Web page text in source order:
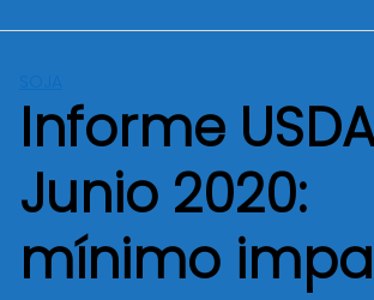
Informe
Junio 2020:
mínimo